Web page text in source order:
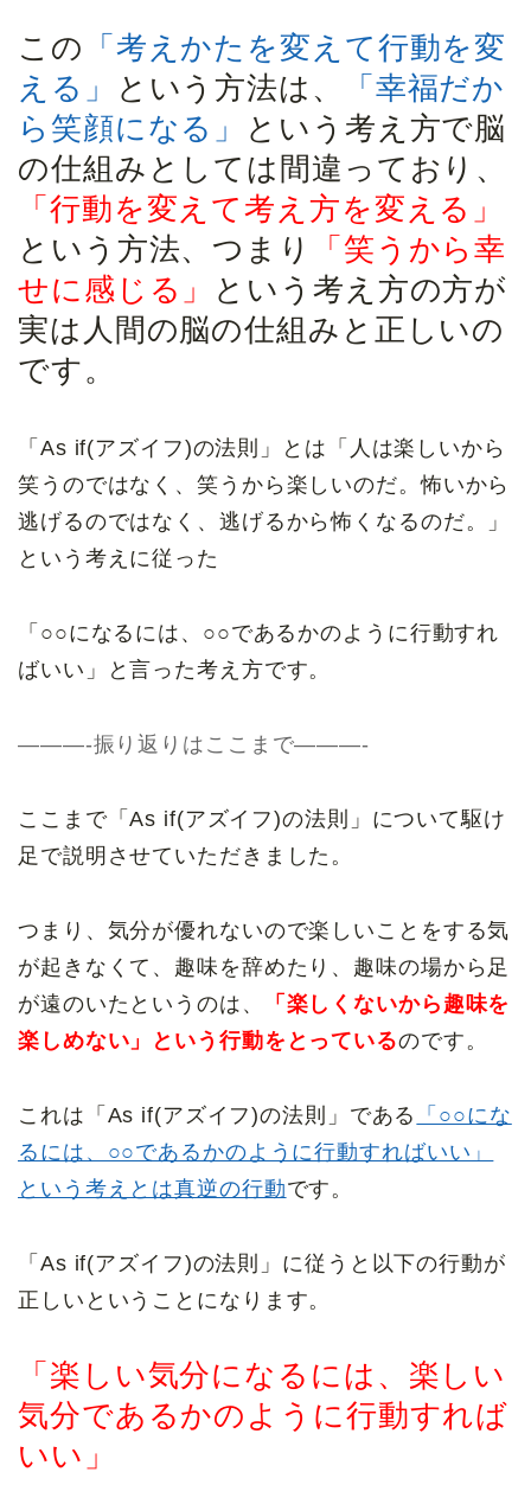
この 「考えかたを変えて行動を変
える」
という方法は、
「幸福だか
ら笑顔になる」
という考え方で脳
の仕組みとしては間違っており、
「行動を変えて考え方を変える」
という方法、つまり
「笑うから幸
せに感じる」
という考え方の方が
実は人間の脳の仕組みと正しいの
です。
「As if(アズイフ)の法則」とは「人は楽しいから
笑うのではなく、笑うから楽しいのだ。怖いから
逃げるのではなく、逃げるから怖くなるのだ。」
という考えに従った
「○○になるには、○○であるかのように行動すれ
ばいい」と言った考え方です。
———-振り返りはここまで———-
ここまで「As if(アズイフ)の法則」について駆け
足で説明させていただきました。
つまり、気分が優れないので楽しいことをする気
が起きなくて、趣味を辞めたり、趣味の場から足
が遠のいたというのは、
「楽しくないから趣味を
楽しめない」という行動をとっているのです。
これは「As if(アズイフ)の法則」である
「○○にな
るには、○○であるかのように行動すればいい」
という考えとは真逆の行動です。
「As if(アズイフ)の法則」に従うと以下の行動が
正しいということになります。
「楽しい気分になるには、楽しい
気分であるかのように行動すれば
いい」